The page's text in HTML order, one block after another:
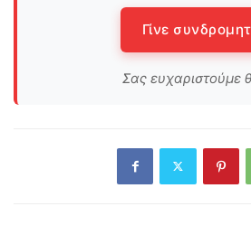
Γίνε
Σας ευχαριστούμε